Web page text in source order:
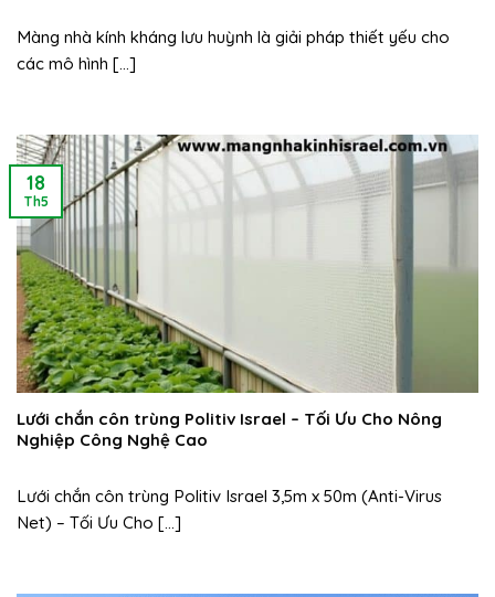
Màng nhà kính kháng lưu huỳnh là giải pháp thiết yếu cho
các mô hình [...]
Lưới chắn côn trùng Politiv Israel – Tối Ưu Cho Nông
Nghiệp Công Nghệ Cao
Lưới chắn côn trùng Politiv Israel 3,5m x 50m (Anti-Virus
Net) – Tối Ưu Cho [...]
18
Th5